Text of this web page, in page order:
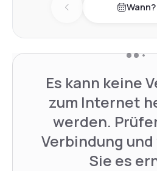
Previous day Wann?
Es kann keine
zum Internet
werden.
Verbindung
Sie es